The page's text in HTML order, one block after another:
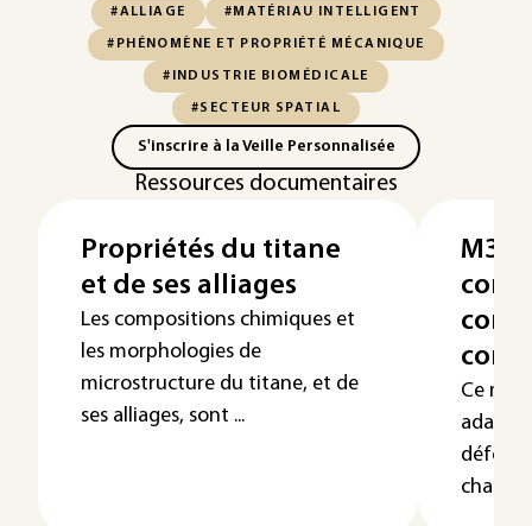
#ALLIAGE #MATÉRIAU INTELLIGENT
#PHÉNOMÈNE ET PROPRIÉTÉ MÉCANIQUE
#INDUSTRIE BIOMÉDICALE
#SECTEUR SPATIAL
S'inscrire à la Veille Personnalisée
Ressources documentaires
Propriétés du titane
et de ses alliages
Les compositions chimiques et
les morphologies de
microstructure du titane, et de
ses alliages, sont ...
Ce